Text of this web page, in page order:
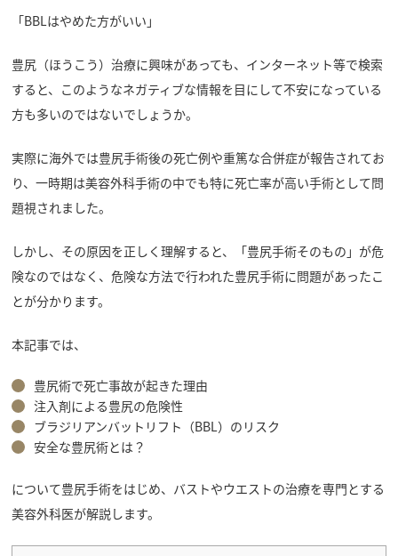
「BBLはやめた方がいい」
豊尻（ほうこう）治療に興味があっても、インターネット等で検索
すると、このようなネガティブな情報を目にして不安になっている
方も多いのではないでしょうか。
実際に海外では豊尻手術後の死亡例や重篤な合併症が報告されてお
り、一時期は美容外科手術の中でも特に死亡率が高い手術として問
題視されました。
しかし、その原因を正しく理解すると、「豊尻手術そのもの」が危
険なのではなく、危険な方法で行われた豊尻手術に問題があったこ
とが分かります。
本記事では、
豊尻術で死亡事故が起きた理由
注入剤による豊尻の危険性
ブラジリアンバットリフト（BBL）のリスク
安全な豊尻術とは？
について豊尻手術をはじめ、バストやウエストの治療を専門とする
美容外科医が解説します。